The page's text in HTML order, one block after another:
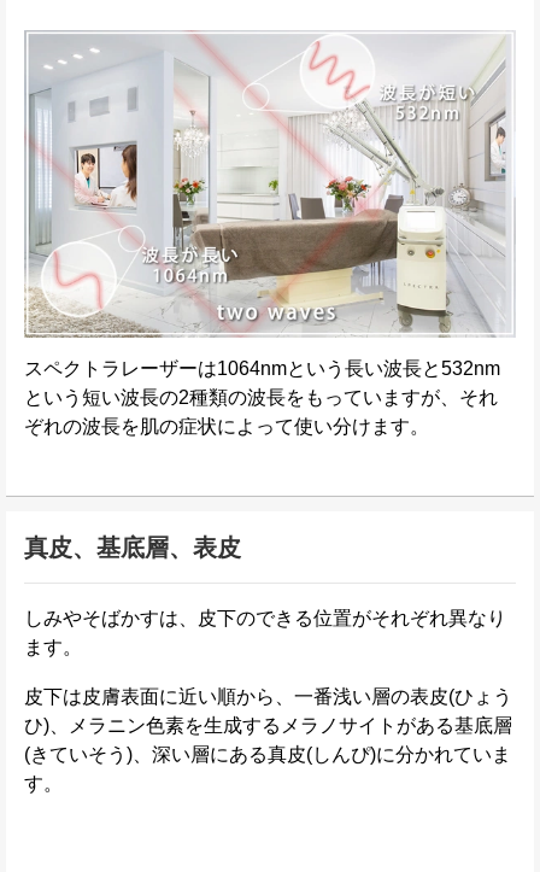
スペクトラレーザーは1064nmという長い波長と532nm
という短い波長の2種類の波長をもっていますが、それ
ぞれの波長を肌の症状によって使い分けます。
真皮、基底層、表皮
しみやそばかすは、皮下のできる位置がそれぞれ異なり
ます。
皮下は皮膚表面に近い順から、一番浅い層の表皮(ひょう
ひ)、メラニン色素を生成するメラノサイトがある基底層
(きていそう)、深い層にある真皮(しんぴ)に分かれていま
す。